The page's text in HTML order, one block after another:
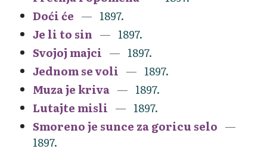
Doći će
1897.
Je li to sin
1897.
Svojoj majci
1897.
Jednom se voli
1897.
Muza je kriva
1897.
Lutajte misli
1897.
Smoreno je sunce za goricu selo
1897.